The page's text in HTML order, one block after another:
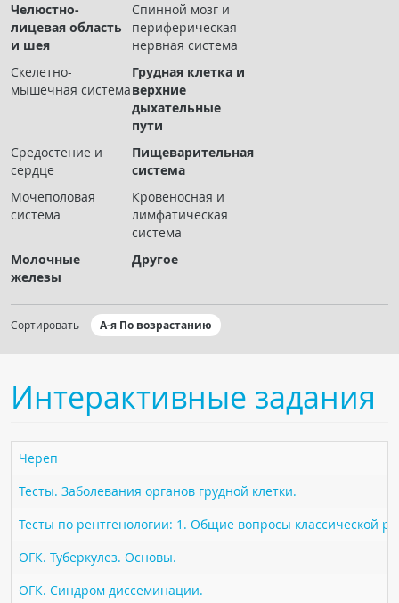
Чат RADIOMED
ОБРАЗОВАНИЕ
Интерактивные задания
Презентации
Журнал "Лучевая диагностика и терапия"
КНИЖНЫЙ МАГАЗИН
ПАЦИЕНТАМ
Где пройти обследование
Компьютерная томография (КТ)
Магнитно-резонансная томография (МРТ)
Спросить врача
Челюстно-
лицевая область
и шея
Спинной мозг и
периферическая
нервная система
Скелетно-
мышечная система
Грудная клетка и
верхние
дыхательные
пути
Средостение и
сердце
Пищеварительная
система
Мочеполовая
система
Кровеносная и
лимфатическая
система
Молочные
железы
Другое
Сортировать А-я По возрастанию
Интерактивные задания
Череп
Тесты. Заболевания органов грудной клетки.
Тесты по рентгенологии: 1. Общие вопросы классической
ОГК. Туберкулез. Основы.
ОГК. Синдром диссеминации.